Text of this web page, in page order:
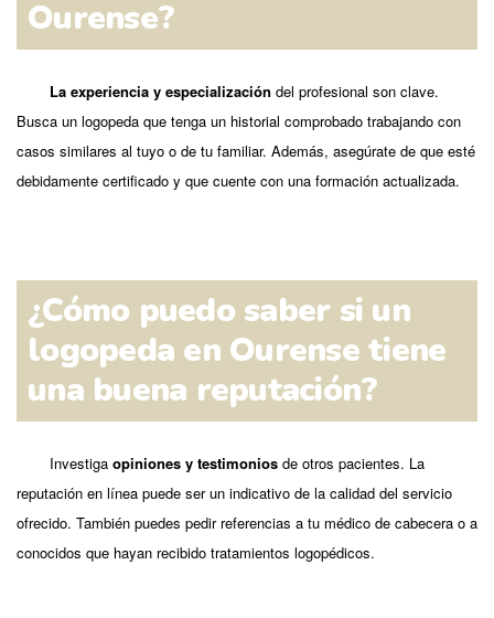
Ourense?
La experiencia y especialización del profesional son clave.
Busca un logopeda que tenga un historial comprobado trabajando con
casos similares al tuyo o de tu familiar. Además, asegúrate de que esté
debidamente certificado y que cuente con una formación actualizada.
¿Cómo puedo saber si un
logopeda en Ourense tiene
una buena reputación?
Investiga opiniones y testimonios de otros pacientes. La
reputación en línea puede ser un indicativo de la calidad del servicio
ofrecido. También puedes pedir referencias a tu médico de cabecera o a
conocidos que hayan recibido tratamientos logopédicos.